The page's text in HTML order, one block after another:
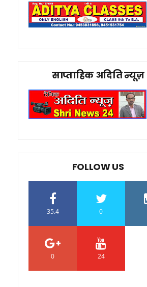
साप्ताहिक अदिति न्यूज़
FOLLOW US
35.4 0
0 24